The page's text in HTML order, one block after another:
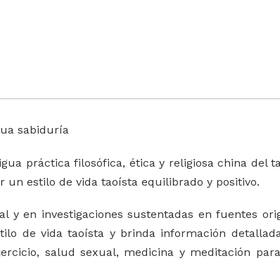
sabiduría
práctica filosófica, ética y religiosa china del
estilo de vida taoísta equilibrado y positivo.
y en investigaciones sustentadas en fuentes
de vida taoísta y brinda información
salud sexual, medicina y meditación